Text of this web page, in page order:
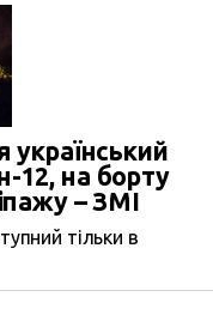
український
12, на борту
– ЗМІ
тільки в